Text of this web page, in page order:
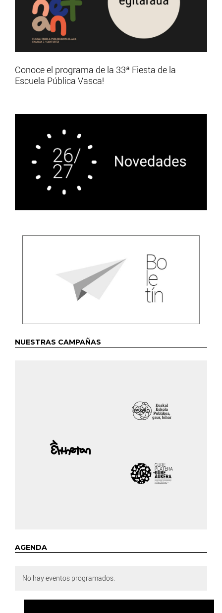
Conoce el programa de la 33ª Fiesta de la
Escuela Pública Vasca!
NUESTRAS CAMPAÑAS
AGENDA
No hay eventos programados.